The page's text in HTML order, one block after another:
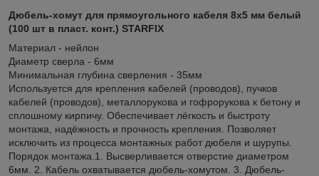
Дюбель-хомут для прямоугольного кабеля 8х5 мм белый
(100 шт в пласт. конт.) STARFIX
Материал - нейлон
Диаметр сверла - 6мм
Минимальная глубина сверления - 35мм
Используется для крепления кабелей (проводов), пучков
кабелей (проводов), металлорукова и гофрорукова к бетону и
сплошному кирпичу. Обеспечивает лёгкость и быстроту
монтажа, надёжность и прочность крепления. Позволяет
исключить из процесса монтажных работ дюбеля и шурупы.
Порядок монтажа.1. Высверливается отверстие диаметром
6мм. 2. Кабель охватывается дюбель-хомутом. 3. Дюбель-